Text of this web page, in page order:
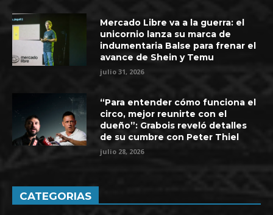
Mercado Libre va a la guerra: el
unicornio lanza su marca de
indumentaria Balse para frenar el
avance de Shein y Temu
julio 31, 2026
“Para entender cómo funciona el
circo, mejor reunirte con el
dueño”: Grabois reveló detalles
de su cumbre con Peter Thiel
julio 28, 2026
CATEGORIAS